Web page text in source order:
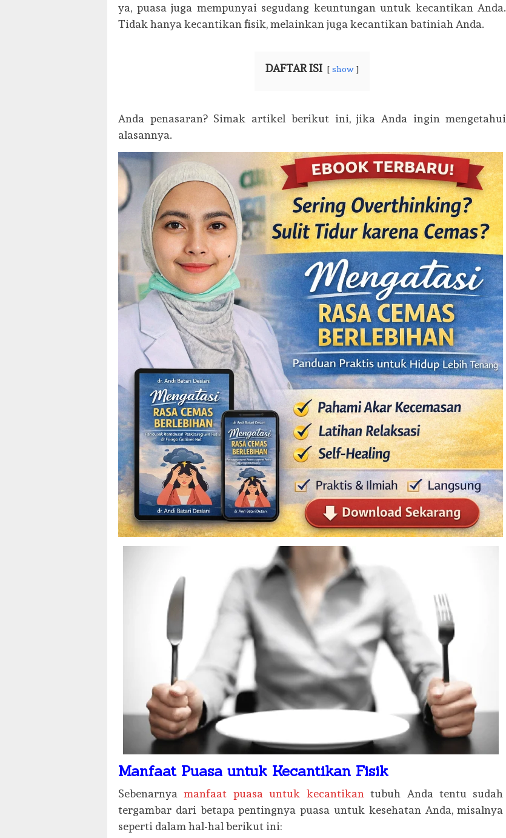
ya, puasa juga mempunyai segudang keuntungan untuk kecantikan Anda.
Tidak hanya kecantikan fisik, melainkan juga kecantikan batiniah Anda.
DAFTAR ISI show
Anda penasaran? Simak artikel berikut ini, jika Anda ingin mengetahui
alasannya.
Manfaat Puasa untuk Kecantikan Fisik
Sebenarnyamanfaat puasa untuk kecantikantubuh Anda tentu sudah
tergambar dari betapa pentingnya puasa untuk kesehatan Anda, misalnya
seperti dalam hal-hal berikut ini: